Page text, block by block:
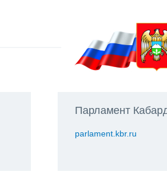
Парламент
parlament.kbr.ru